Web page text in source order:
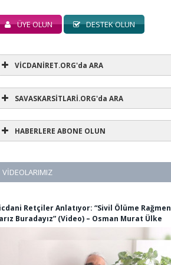
ÜYE OLUN DESTEK OLUN
VİCDANİRET.ORG'da ARA
SAVASKARSİTLARİ.ORG'da ARA
HABERLERE ABONE OLUN
VIDEOLARIMIZ
Retçiler Anlatıyor: “Sivil Ölüme Rağmen
Buradayız” (Video) – Osman Murat Ülke